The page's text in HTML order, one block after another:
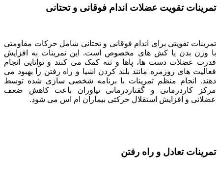
تمرینات تقویت عضلات اندام فوقانی و تحتانی
تمرینات تقویتی برای اندام فوقانی و تحتانی شامل حرکات مقاومتی
با وزن بدن یا کش های مخصوص است. این تمرینات به افزایش
قدرت عضلات دست ها، پاها و تنه کمک می کنند و توانایی انجام
فعالیت های روزمره مانند بلند کردن اشیا و راه رفتن را بهبود می
دهند. انجام منظم تمرینات با برنامه شخصی سازی شده توسط
مرکز کاردرمانی و گفتاردرمانی نیاوران باعث کاهش ضعف
عضلانی و افزایش استقلال حرکتی بیماران ام اس می شود.
تمرینات تعادل و راه رفتن